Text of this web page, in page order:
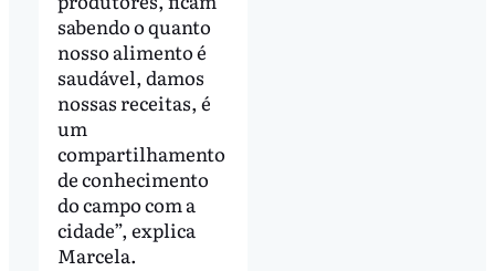
sabendo o quanto
nosso alimento é
saudável, damos
nossas receitas, é
um
compartilhamento
de conhecimento
do campo com a
cidade”, explica
Marcela.